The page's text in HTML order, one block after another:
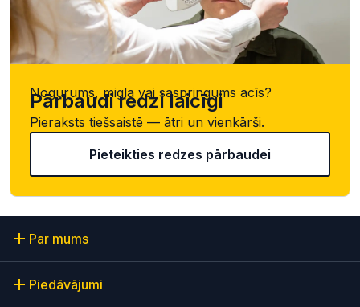
Nogurums, migla vai saspringums acīs?
Pārbaudi redzi laicīgi
Pieraksts tiešsaistē — ātri un vienkārši.
Pieteikties redzes pārbaudei
Par mums
Piedāvājumi